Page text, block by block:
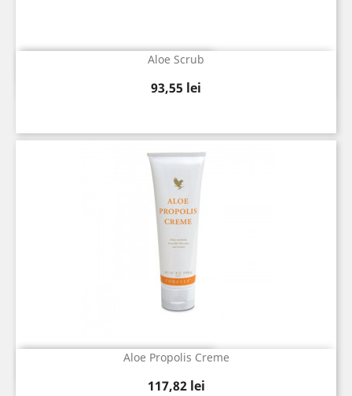
Aloe Scrub
Pret
93,55 lei
Vizualizare rapida
Aloe Propolis Creme
Pret
117,82 lei
Vizualizare rapida